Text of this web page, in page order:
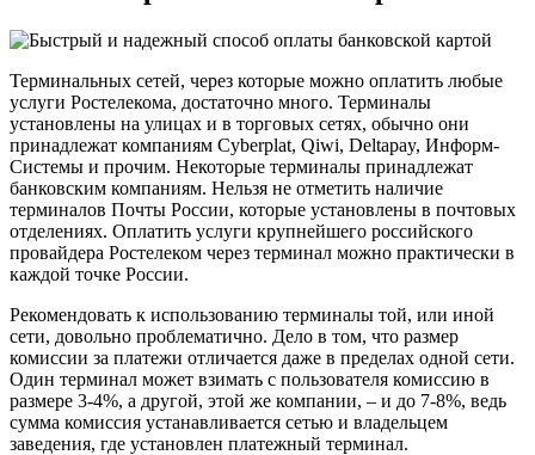
Терминальных сетей, через которые можно оплатить любые
услуги Ростелекома, достаточно много. Терминалы
установлены на улицах и в торговых сетях, обычно они
принадлежат компаниям Cyberplat, Qiwi, Deltapay, Информ-
Системы и прочим. Некоторые терминалы принадлежат
банковским компаниям. Нельзя не отметить наличие
терминалов Почты России, которые установлены в почтовых
отделениях. Оплатить услуги крупнейшего российского
провайдера Ростелеком через терминал можно практически в
каждой точке России.
Рекомендовать к использованию терминалы той, или иной
сети, довольно проблематично. Дело в том, что размер
комиссии за платежи отличается даже в пределах одной сети.
Один терминал может взимать с пользователя комиссию в
размере 3-4%, а другой, этой же компании, – и до 7-8%, ведь
сумма комиссия устанавливается сетью и владельцем
заведения, где установлен платежный терминал.